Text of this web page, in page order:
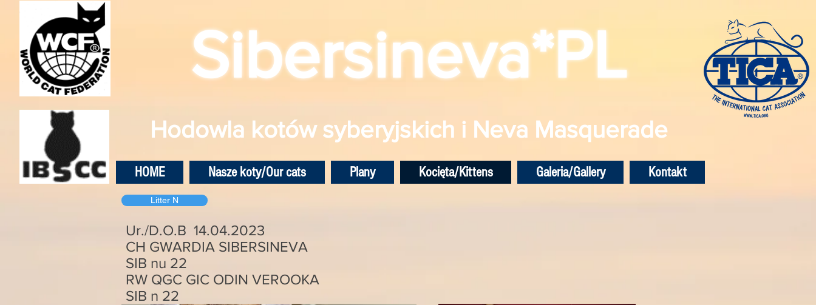
Sibersineva*PL
Hodowla kotów syberyjskich i Neva Masquerade
HOME Nasze koty/Our cats Plany Kocięta/Kittens Galeria/Gallery Kontakt
Litter N
Ur./D.O.B 14.04.2023
CH GWARDIA SIBERSINEVA
SIB nu 22
RW QGC GIC ODIN VEROOKA
SIB n 22